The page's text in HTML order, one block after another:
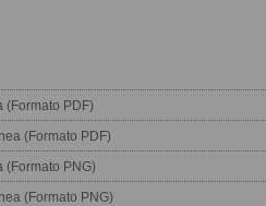
(Formato PDF)
(Formato PDF)
(Formato PNG)
(Formato PNG)